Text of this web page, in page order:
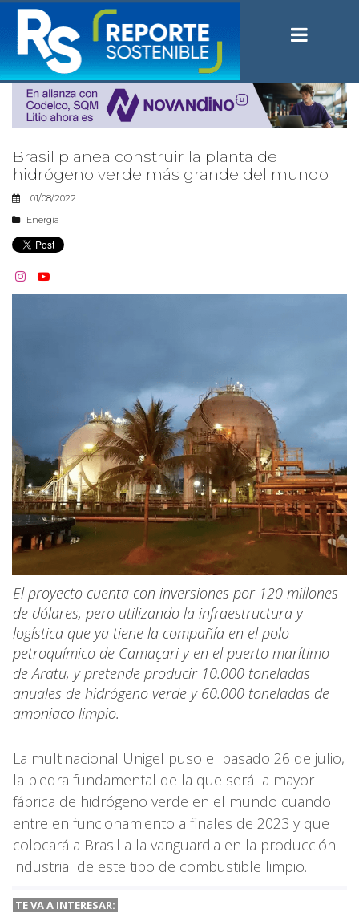
Brasil planea construir la planta de
hidrógeno verde más grande del mundo
01/08/2022
Energía
 
El proyecto cuenta con inversiones por 120 millones
de dólares, pero utilizando la infraestructura y
logística que ya tiene la compañía en el polo
petroquímico de Camaçari y en el puerto marítimo
de Aratu, y pretende producir 10.000 toneladas
anuales de hidrógeno verde y 60.000 toneladas de
amoniaco limpio.
La multinacional Unigel puso el pasado 26 de julio,
la piedra fundamental de la que será la mayor
fábrica de hidrógeno verde en el mundo cuando
entre en funcionamiento a finales de 2023 y que
colocará a Brasil a la vanguardia en la producción
industrial de este tipo de combustible limpio.
TE VA A INTERESAR: